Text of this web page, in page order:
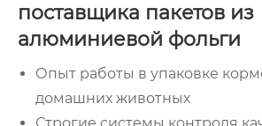
поставщика пакетов из
алюминиевой фольги
Опыт работы в упаковке
домашних животных